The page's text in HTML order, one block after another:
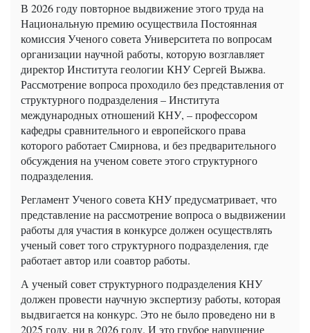
В 2026 году повторное выдвижение этого труда на
Национальную премию осуществила Постоянная
комиссия Ученого совета Университета по вопросам
организации научной работы, которую возглавляет
директор Института геологии КНУ Сергей Выжва.
Рассмотрение вопроса проходило без представления от
структурного подразделения – Института
международных отношений КНУ, – профессором
кафедры сравнительного и европейского права
которого работает Смирнова, и без предварительного
обсуждения на ученом совете этого структурного
подразделения.
Регламент Ученого совета КНУ предусматривает, что
представление на рассмотрение вопроса о выдвижении
работы для участия в конкурсе должен осуществлять
ученый совет того структурного подразделения, где
работает автор или соавтор работы.
А ученый совет структурного подразделения КНУ
должен провести научную экспертизу работы, которая
выдвигается на конкурс. Это не было проведено ни в
2025 году, ни в 2026 году. И это грубое нарушение